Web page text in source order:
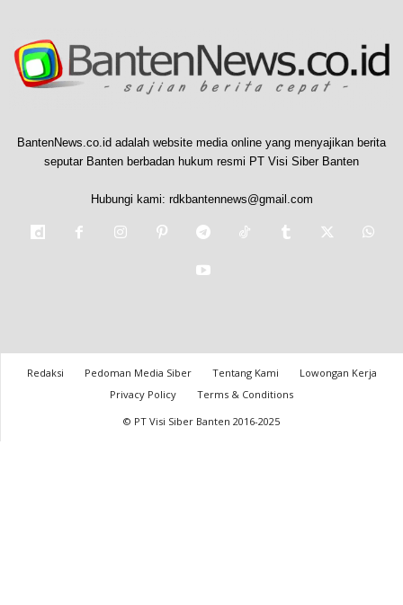
BantenNews.co.id adalah website media online yang menyajikan berita
seputar Banten berbadan hukum resmi PT Visi Siber Banten
Hubungi kami: rdkbantennews@gmail.com
Redaksi Pedoman Media Siber Tentang Kami
Lowongan Kerja
Privacy Policy
Terms & Conditions
© PT Visi Siber Banten 2016-2025